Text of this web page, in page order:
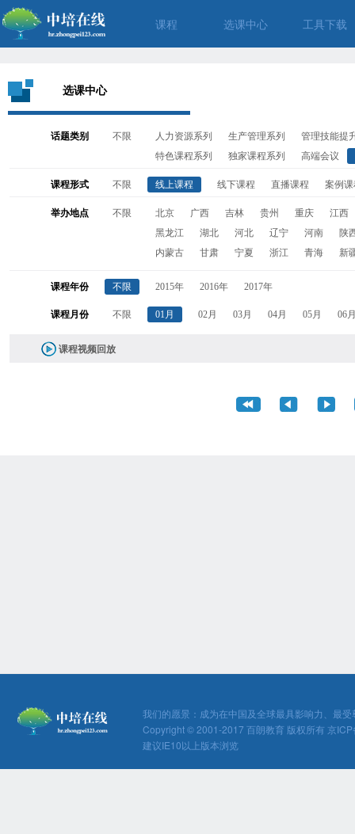
课程 选课中心 工具下载
选课中心
话题类别 不限 人力资源系列 生产管理系列
管理技能提
特色课程系列
独家课程系列 高端会议
课程形式 不限 线上课程 线下课程 直播课程 案例
举办地点 不限 北京 广西 吉林 贵州 重庆
江西
黑龙江
湖北 河北 辽宁 河南
陕
内蒙古
甘肃 宁夏 浙江 青海 新
课程年份 不限 2015年 2016年 2017年
课程月份 不限 01月 02月 03月 04月 05月 06
课程视频回放
我们的愿景：成为在中国及全球最具影响力、最
Copyright © 2001-2017 百朗教育 版权所有 京
建议IE10以上版本浏览